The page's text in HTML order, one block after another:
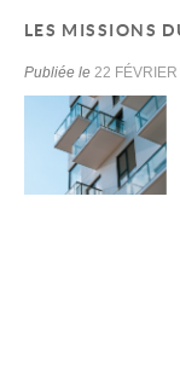
Alerte email
Contact
Mes sélections 0
Nos services
LES MISSIONS
Publiée le 22